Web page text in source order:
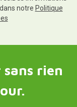
notre Politique
rien